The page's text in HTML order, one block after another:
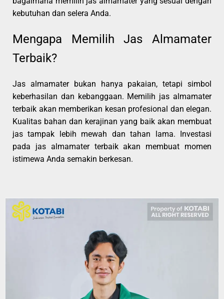
kebutuhan dan selera Anda.
Mengapa Memilih Jas Almamater
Terbaik?
Jas almamater bukan hanya pakaian, tetapi simbol
keberhasilan dan kebanggaan. Memilih jas almamater
terbaik akan memberikan kesan profesional dan elegan.
Kualitas bahan dan kerajinan yang baik akan membuat
jas tampak lebih mewah dan tahan lama. Investasi
pada jas almamater terbaik akan membuat momen
istimewa Anda semakin berkesan.